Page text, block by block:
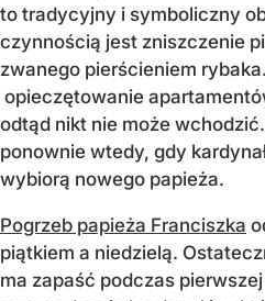
to tradycyjny i symboliczny
czynnością jest zniszczenie
zwanego pierścieniem
opieczętowanie
odtąd nikt nie może
ponownie wtedy, gdy
wybiorą nowego papieża.
Pogrzeb papieża Franciszka
piątkiem a niedzielą.
ma zapaść podczas